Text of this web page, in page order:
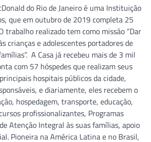
do Rio de Janeiro é uma Instituição
que em outubro de 2019 completa 25
trabalho realizado tem como missão “Dar
crianças e adolescentes portadores de
A Casa já recebeu mais de 3 mil
com 57 hóspedes que realizam seus
hospitais públicos da cidade,
e diariamente, eles recebem o
hospedagem, transporte, educação,
profissionalizantes, Programas
Atenção Integral às suas famílias, apoio
Pioneira na América Latina e no Brasil,